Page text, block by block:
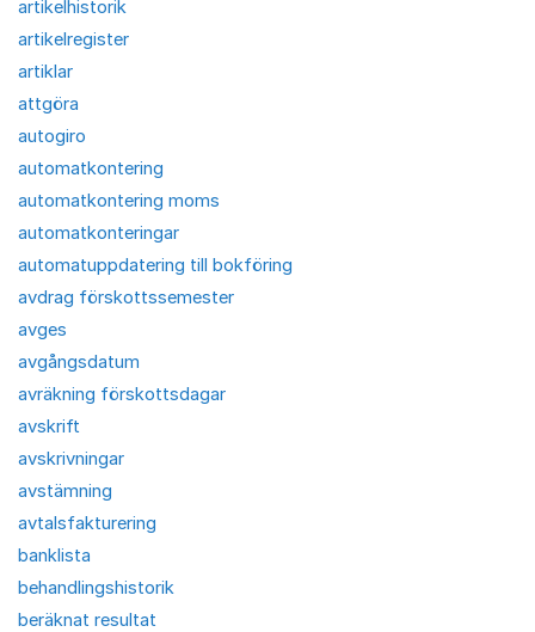
artikelhistorik
artikelregister
artiklar
attgöra
autogiro
automatkontering
automatkontering moms
automatkonteringar
automatuppdatering till bokföring
avdrag förskottssemester
avges
avgångsdatum
avräkning förskottsdagar
avskrift
avskrivningar
avstämning
avtalsfakturering
banklista
behandlingshistorik
beräknat resultat